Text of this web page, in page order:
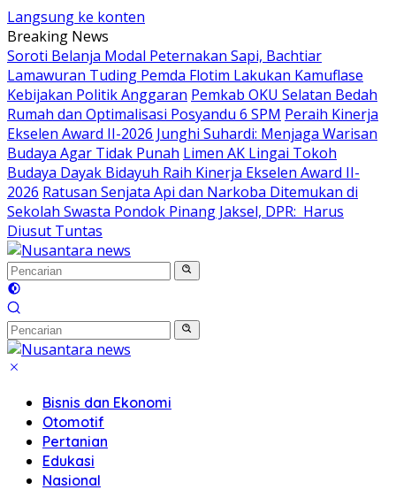
Langsung ke konten
Breaking News
Soroti Belanja Modal Peternakan Sapi, Bachtiar
Lamawuran Tuding Pemda Flotim Lakukan Kamuflase
Kebijakan Politik Anggaran Pemkab OKU Selatan Bedah
Rumah dan Optimalisasi Posyandu 6 SPM Peraih Kinerja
Ekselen Award II-2026 Junghi Suhardi: Menjaga Warisan
Budaya Agar Tidak Punah Limen AK Lingai Tokoh
Budaya Dayak Bidayuh Raih Kinerja Ekselen Award II-
2026 Ratusan Senjata Api dan Narkoba Ditemukan di
Sekolah Swasta Pondok Pinang Jaksel, DPR: Harus
Diusut Tuntas
Bisnis dan Ekonomi
Otomotif
Pertanian
Edukasi
Nasional